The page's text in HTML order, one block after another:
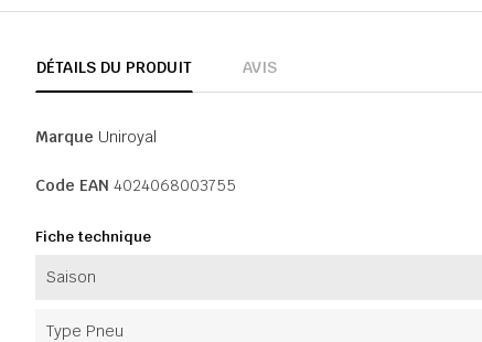
DÉTAILS DU PRODUIT AVIS
Marque Uniroyal
Code EAN 4024068003755
Fiche technique
Saison
Type Pneu